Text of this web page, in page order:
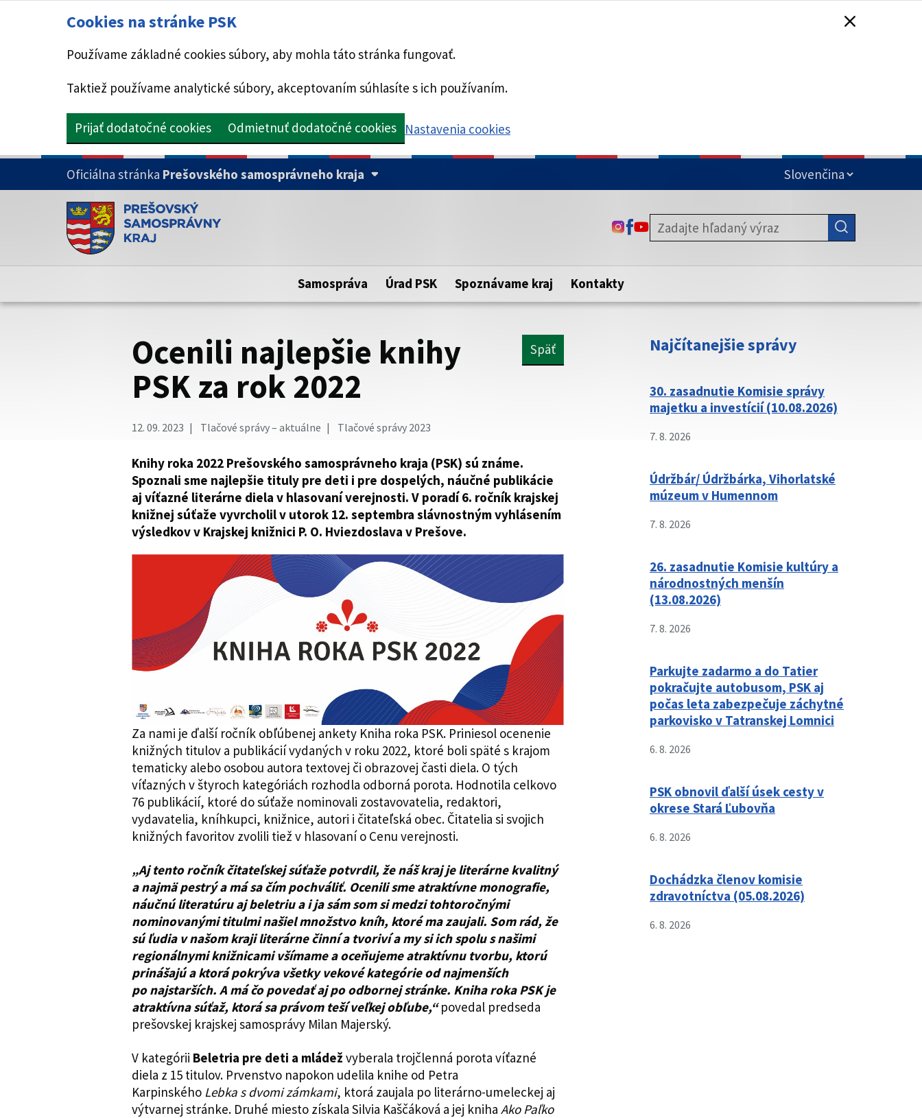
Cookies na stránke PSK
Používame základné cookies súbory, aby mohla táto stránka fungovať.
Taktiež používame analytické súbory, akceptovaním súhlasíte s ich používaním.
Prijať dodatočné cookies Odmietnuť dodatočné cookies Nastavenia cookies
PRESKOČIŤ NA HLAVNÝ OBSAH
Oficiálna stránka Prešovského samosprávneho kraja
Doména psk.sk je oficiálna
Toto je oficiálna webová stránka Prešovského samosprávneho kraja.
Táto stránka je zabezpečená
zabezpečenú webovú stránku. Zabezpečená stránka vždy začína
https:// pred názvom domény webového sídla.
ODKAZ SA OTVORÍ NA NOVEJ KARTE
ODKAZ SA OTVORÍ NA NOVEJ KARTE
ODKAZ SA OTVORÍ NA NOVEJ KARTE
Samospráva Úrad PSK Spoznávame kraj Kontakty
Ocenili najlepšie knihy
PSK za rok 2022
Späť
12. 09. 2023 Tlačové správy – aktuálne Tlačové správy 2023
Knihy roka 2022 Prešovského samosprávneho kraja (PSK) sú známe.
Spoznali sme najlepšie tituly pre deti i pre dospelých, náučné publikácie
aj víťazné literárne diela v hlasovaní verejnosti. V poradí 6. ročník krajskej
knižnej súťaže vyvrcholil v utorok 12. septembra slávnostným vyhlásením
výsledkov v Krajskej knižnici P. O. Hviezdoslava v Prešove.
Za nami je ďalší ročník obľúbenej ankety Kniha roka PSK. Priniesol ocenenie
knižných titulov a publikácií vydaných v roku 2022, ktoré boli späté s krajom
tematicky alebo osobou autora textovej či obrazovej časti diela. O tých
víťazných v štyroch kategóriách rozhodla odborná porota. Hodnotila celkovo
76 publikácií, ktoré do súťaže nominovali zostavovatelia, redaktori,
vydavatelia, kníhkupci, knižnice, autori i čitateľská obec. Čitatelia si svojich
knižných favoritov zvolili tiež v hlasovaní o Cenu verejnosti.
„Aj tento ročník čitateľskej súťaže potvrdil, že náš kraj je literárne kvalitný
a najmä pestrý a má sa čím pochváliť. Ocenili sme atraktívne monografie,
náučnú literatúru aj beletriu a i ja sám som si medzi tohtoročnými
nominovanými titulmi našiel množstvo kníh, ktoré ma zaujali. Som rád, že
sú ľudia v našom kraji literárne činní a tvoriví a my si ich spolu s našimi
regionálnymi knižnicami všímame a oceňujeme atraktívnu tvorbu, ktorú
prinášajú a ktorá pokrýva všetky vekové kategórie od najmenších
po najstarších. A má čo povedať aj po odbornej stránke. Kniha roka PSK je
atraktívna súťaž, ktorá sa právom teší veľkej obľube,“povedal predseda
prešovskej krajskej samosprávy Milan Majerský.
V kategórii Beletria pre deti a mládež vyberala trojčlenná porota víťazné
diela z 15 titulov. Prvenstvo napokon udelila knihe od Petra
Karpinského Lebka s dvomi zámkami, ktorá zaujala po literárno-umeleckej aj
výtvarnej stránke. Druhé miesto získala Silvia Kaščáková a jej kniha Ako Paľko
Najčítanejšie správy
30. zasadnutie Komisie správy
majetku a investícií (10.08.2026)
7. 8. 2026
Údržbár/ Údržbárka, Vihorlatské
múzeum v Humennom
7. 8. 2026
26. zasadnutie Komisie kultúry a
národnostných menšín
(13.08.2026)
7. 8. 2026
Parkujte zadarmo a do Tatier
pokračujte autobusom, PSK aj
počas leta zabezpečuje záchytné
parkovisko v Tatranskej Lomnici
6. 8. 2026
PSK obnovil ďalší úsek cesty v
okrese Stará Ľubovňa
6. 8. 2026
Dochádzka členov komisie
zdravotníctva (05.08.2026)
6. 8. 2026